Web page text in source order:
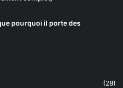
pourquoi il porte des
(28)